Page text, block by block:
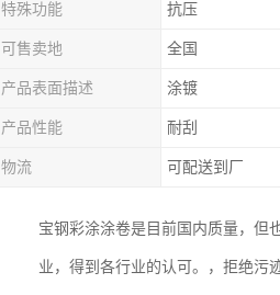
特殊功能 抗压
可售卖地 全国
产品表面描述 涂镀
产品性能 耐刮
物流 可配送到厂
宝钢彩涂涂卷是目前国内质量，但
业，得到各行业的认可。，拒绝污